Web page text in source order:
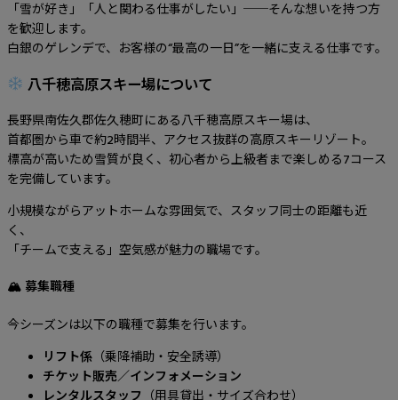
「雪が好き」「人と関わる仕事がしたい」──そんな想いを持つ方
を歓迎します。
白銀のゲレンデで、お客様の“最高の一日”を一緒に支える仕事です。
八千穂高原スキー場について
長野県南佐久郡佐久穂町にある八千穂高原スキー場は、
首都圏から車で約2時間半、アクセス抜群の高原スキーリゾート。
標高が高いため雪質が良く、初心者から上級者まで楽しめる7コース
を完備しています。
小規模ながらアットホームな雰囲気で、スタッフ同士の距離も近
く、
「チームで支える」空気感が魅力の職場です。
🏔 募集職種
今シーズンは以下の職種で募集を行います。
リフト係 （乗降補助・安全誘導）
チケット販売／インフォメーション